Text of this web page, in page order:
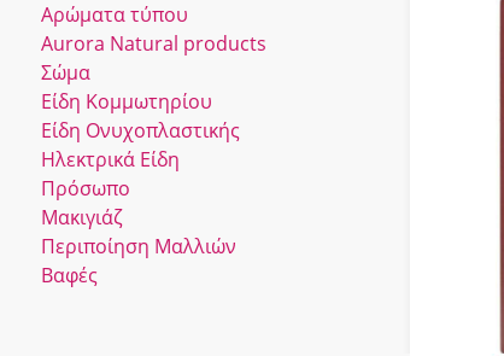
Αρώματα τύπου
Αurora Νatural products
Σώμα
Είδη Κομμωτηρίου
Είδη Ονυχοπλαστικής
Ηλεκτρικά Είδη
Πρόσωπο
Μακιγιάζ
Περιποίηση Μαλλιών
Βαφές